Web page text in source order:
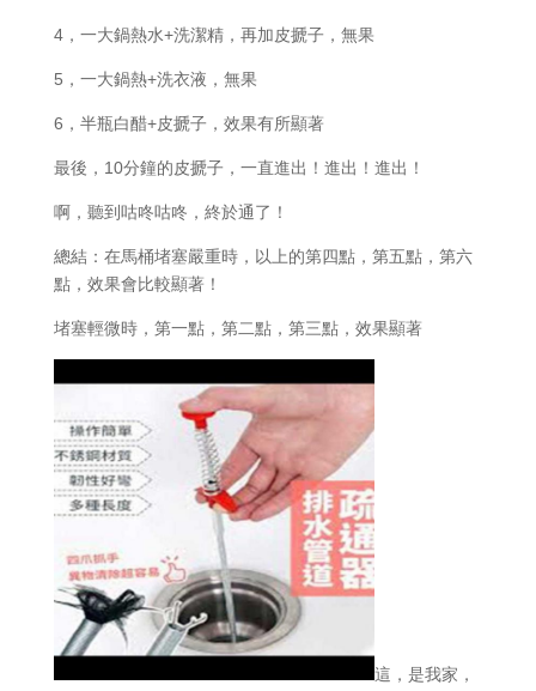
4，一大鍋熱水+洗潔精，再加皮搋子，無果
5，一大鍋熱+洗衣液，無果
6，半瓶白醋+皮搋子，效果有所顯著
最後，10分鐘的皮搋子，一直進出！進出！進出！
啊，聽到咕咚咕咚，終於通了！
總結：在馬桶堵塞嚴重時，以上的第四點，第五點，第六
點，效果會比較顯著！
堵塞輕微時，第一點，第二點，第三點，效果顯著
這，是我家，